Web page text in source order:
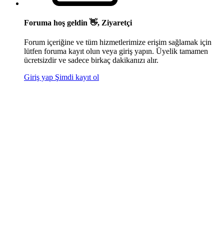
Foruma hoş geldin 👋, Ziyaretçi
Forum içeriğine ve tüm hizmetlerimize erişim sağlamak için
lütfen foruma kayıt olun veya giriş yapın. Üyelik tamamen
ücretsizdir ve sadece birkaç dakikanızı alır.
Giriş yap Şimdi kayıt ol